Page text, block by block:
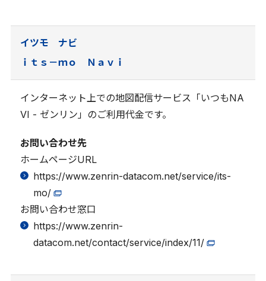
イツモ ナビ
ｉｔｓ－ｍｏ Ｎａｖｉ
インターネット上での地図配信サービス「いつもNA
VI - ゼンリン」のご利用代金です。
お問い合わせ先
ホームページURL
https://www.zenrin-datacom.net/service/its-
mo/
お問い合わせ窓口
https://www.zenrin-
datacom.net/contact/service/index/11/